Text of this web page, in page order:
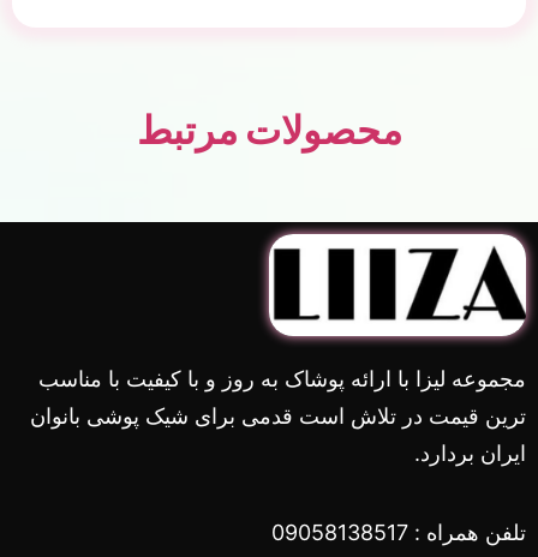
محصولات مرتبط
مجموعه لیزا با ارائه پوشاک به روز و با کیفیت با مناسب
ترین قیمت در تلاش است قدمی برای شیک پوشی بانوان
ایران بردارد.
تلفن همراه : 09058138517